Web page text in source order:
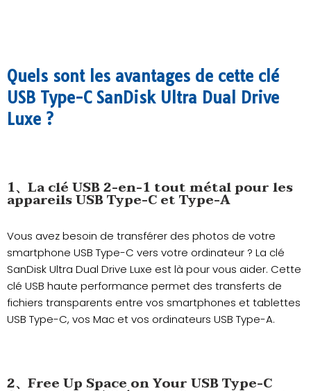
Quels sont les avantages de cette clé
USB Type-C SanDisk Ultra Dual Drive
Luxe ?
1、La clé USB 2-en-1 tout métal pour les
appareils USB Type-C et Type-A
Vous avez besoin de transférer des photos de votre
smartphone USB Type-C vers votre ordinateur ? La clé
SanDisk Ultra Dual Drive Luxe est là pour vous aider. Cette
clé USB haute performance permet des transferts de
fichiers transparents entre vos smartphones et tablettes
USB Type-C, vos Mac et vos ordinateurs USB Type-A.
2、Free Up Space on Your USB Type-C